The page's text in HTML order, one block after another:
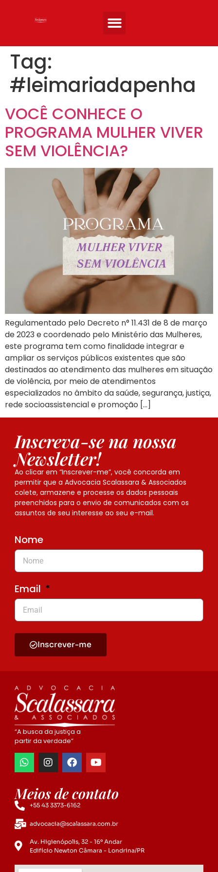
Tag:
#leimariadapenha
VOCÊ CONHECE O
PROGRAMA MULHER VIVER
SEM VIOLÊNCIA?
Regulamentado pelo Decreto n° 11.431 de 8 de março
de 2023 e coordenado pelo Ministério das Mulheres,
este programa tem como finalidade integrar e
ampliar os serviços públicos existentes que são
destinados ao atendimento das mulheres em situação
de violência, por meio de atendimentos
especializados no âmbito da saúde, segurança, justiça,
rede socioassistencial e promoção […]
Inscreva-se na nossa
Newsletter!
Ao clicar em “Inscrever-me”, você concorda em
permitir que a Advocacia Scalassara & Associados
colete, armazene e processe os dados pessoais
preenchidos para o envio de comunicados com os
assuntos de seu interesse ao seu e-mail.
Nome
Email
Inscrever-me
“A busca da justiça a
partir da verdade”
Meios de contato
+55 43 3373-6162
advocacia@scalassara.com.br
Av. Higienópolis, 32 - 16º Andar
Edifício Newton Câmara - Londrina/PR